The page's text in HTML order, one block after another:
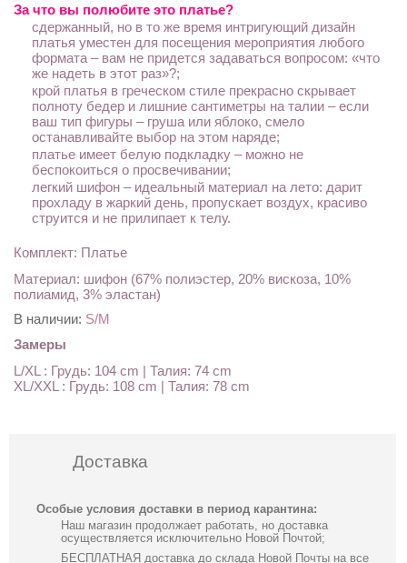
За что вы полюбите это платье?
сдержанный, но в то же время интригующий дизайн
платья уместен для посещения мероприятия любого
формата – вам не придется задаваться вопросом: «что
же надеть в этот раз»?;
крой платья в греческом стиле прекрасно скрывает
полноту бедер и лишние сантиметры на талии – если
ваш тип фигуры – груша или яблоко, смело
останавливайте выбор на этом наряде;
платье имеет белую подкладку – можно не
беспокоиться о просвечивании;
легкий шифон – идеальный материал на лето: дарит
прохладу в жаркий день, пропускает воздух, красиво
струится и не прилипает к телу.
Комплект: Платье
Материал: шифон (67% полиэстер, 20% вискоза, 10%
полиамид, 3% эластан)
В наличии: S/M
Замеры
L/XL : Грудь: 104 cm | Талия: 74 cm
XL/XXL : Грудь: 108 cm | Талия: 78 cm
Доставка
Особые условия доставки в период карантина:
Наш магазин продолжает работать, но доставка
осуществляется исключительно Новой Почтой;
БЕСПЛАТНАЯ доставка до склада Новой Почты на все